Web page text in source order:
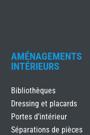
AMÉNAGEMENTS
INTÉRIEURS
Bibliothèques
Dressing et placards
Portes d’intérieur
Séparations de pièces